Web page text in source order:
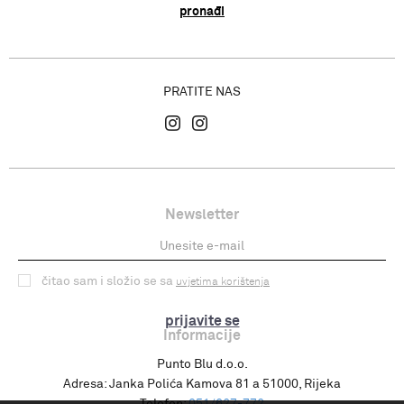
pronađi
PRATITE NAS
Newsletter
prijavite se
čitao sam i složio se sa uvjetima korištenja
Informacije
Punto Blu d.o.o.
Adresa: Janka Polića Kamova 81 a 51000, Rijeka